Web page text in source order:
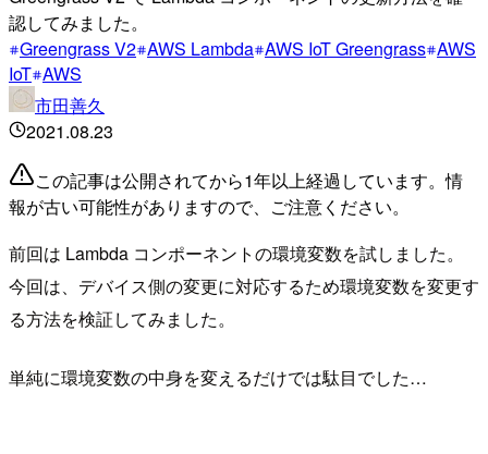
認してみました。
Greengrass V2 AWS Lambda AWS IoT Greengrass AWS
IoT AWS
市田善久
2021.08.23
この記事は公開されてから1年以上経過しています。情
報が古い可能性がありますので、ご注意ください。
前回は Lambda コンポーネントの環境変数を試しました。
今回は、デバイス側の変更に対応するため環境変数を変更す
る方法を検証してみました。
単純に環境変数の中身を変えるだけでは駄目でした…